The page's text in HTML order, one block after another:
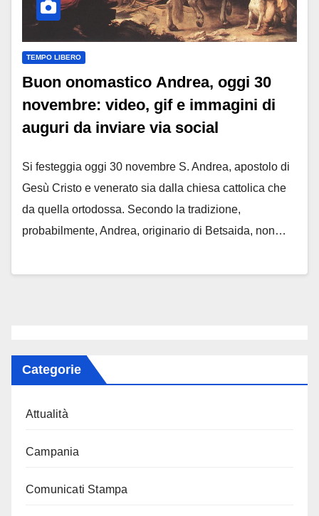
TEMPO LIBERO
Buon onomastico Andrea, oggi 30
novembre: video, gif e immagini di
auguri da inviare via social
Si festeggia oggi 30 novembre S. Andrea, apostolo di
Gesù Cristo e venerato sia dalla chiesa cattolica che
da quella ortodossa. Secondo la tradizione,
probabilmente, Andrea, originario di Betsaida, non…
Categorie
Attualità
Campania
Comunicati Stampa